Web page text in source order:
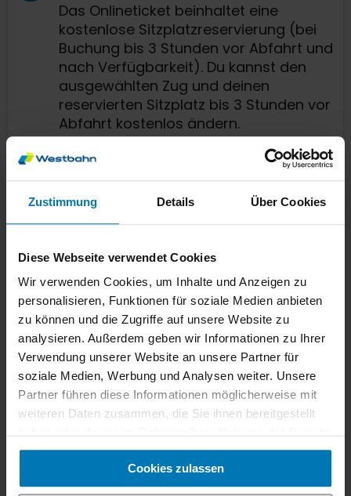
Zustimmung Details Über Cookies
Diese Webseite verwendet Cookies
Wir verwenden Cookies, um Inhalte und Anzeigen zu
personalisieren, Funktionen für soziale Medien anbieten
zu können und die Zugriffe auf unsere Website zu
analysieren. Außerdem geben wir Informationen zu Ihrer
Verwendung unserer Website an unsere Partner für
soziale Medien, Werbung und Analysen weiter. Unsere
Partner führen diese Informationen möglicherweise mit
weiteren Daten zusammen, die Sie ihnen bereitgestellt
gesammelt haben.
Cookies zulassen
Das Onlineticket beinhaltet eine
kostenlose Sitzplatzreservierung (bei
Buchung bis 3 Stunden vor Abfahrt und
nach Verfügbarkeit). Du kannst den
ausgewählten Zug und deinen
reservierten Sitzplatz bis 3 Stunden vor
Abfahrt kostenlos ändern.
Pro Ticket kannst du bis zu vier
Class mitnehmen. Kinder unter 6
Jahren in Begleitung eines Vollzahlers
können in der Standard Class
kostenlos mitgenommen werden.
Stornierung
Ein flexibles Ticket kann bis einen Tag
vor dem gewählten Reisetag kostenfrei
storniert werden. Tickets zum
WestSuperpreis können bis einen Tag
vor dem gewählten Reisetag gegen